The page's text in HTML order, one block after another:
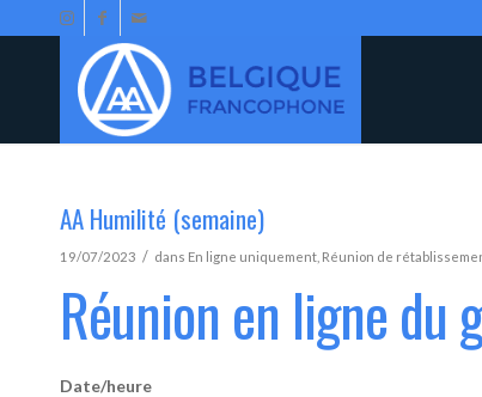
AA Humilité (semaine)
19/07/2023 / dans En ligne uniquement Réunion de
Réunion en ligne du
Date/heure